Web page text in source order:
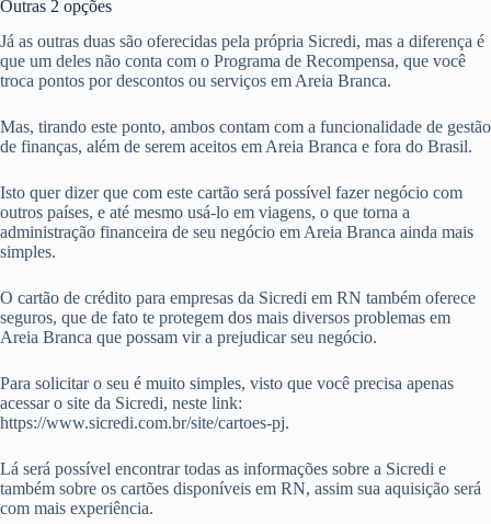
Outras 2 opções
Já as outras duas são oferecidas pela própria Sicredi, mas a diferença é
que um deles não conta com o Programa de Recompensa, que você
troca pontos por descontos ou serviços em Areia Branca.
Mas, tirando este ponto, ambos contam com a funcionalidade de gestão
de finanças, além de serem aceitos em Areia Branca e fora do Brasil.
Isto quer dizer que com este cartão será possível fazer negócio com
outros países, e até mesmo usá-lo em viagens, o que torna a
administração financeira de seu negócio em Areia Branca ainda mais
simples.
O cartão de crédito para empresas da Sicredi em RN também oferece
seguros, que de fato te protegem dos mais diversos problemas em
Areia Branca que possam vir a prejudicar seu negócio.
Para solicitar o seu é muito simples, visto que você precisa apenas
acessar o site da Sicredi, neste link:
https://www.sicredi.com.br/site/cartoes-pj.
Lá será possível encontrar todas as informações sobre a Sicredi e
também sobre os cartões disponíveis em RN, assim sua aquisição será
com mais experiência.